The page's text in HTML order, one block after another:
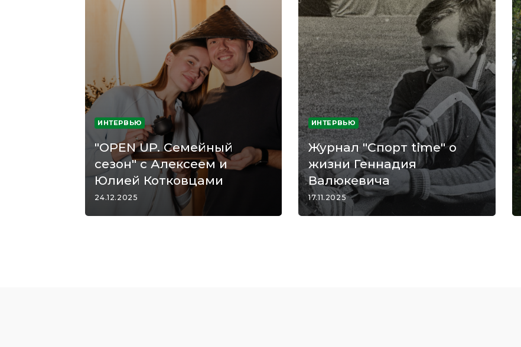
ИНТЕРВЬЮ
"OPEN UP. Семейный
сезон" с Алексеем и
Юлией Котковцами
24.12.2025
ИНТЕРВЬЮ
Журнал "Спорт time" о
жизни Геннадия
Валюкевича
17.11.2025